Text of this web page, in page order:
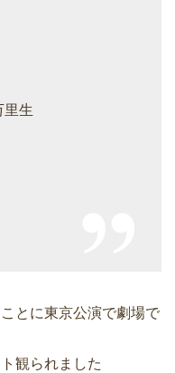
里生
とに東京公演で劇場で
観られました